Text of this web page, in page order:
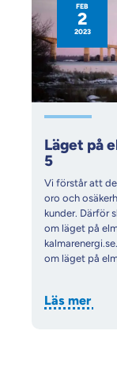
FEB
2
2023
Läget på
5
Vi förstår att de
oro och
kunder. Därför
om läget på
om läget på
Läs mer